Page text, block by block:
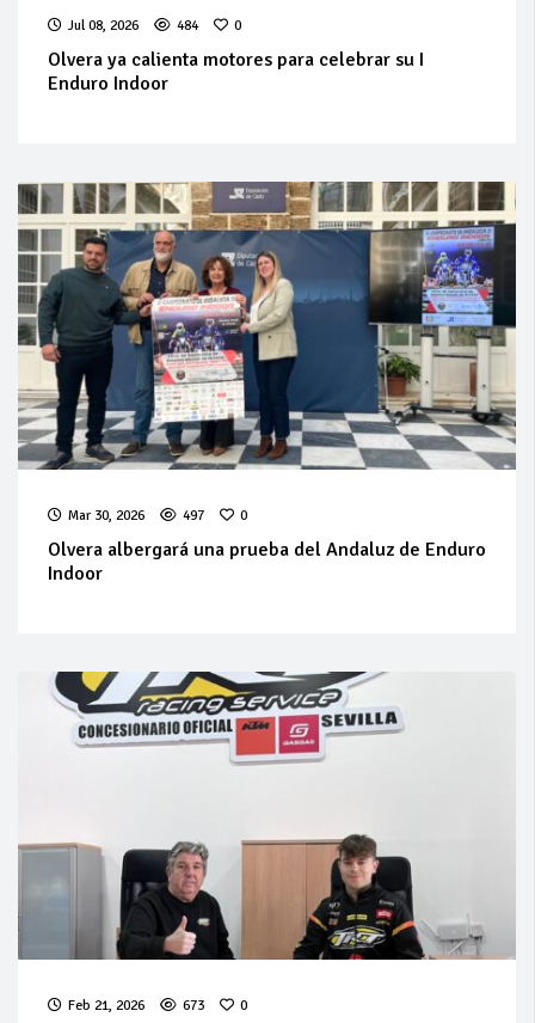
Jul 08, 2026 484 0
Olvera ya calienta motores para celebrar su I
Enduro Indoor
Mar 30, 2026 497 0
Olvera albergará una prueba del Andaluz de Enduro
Indoor
Feb 21, 2026 673 0